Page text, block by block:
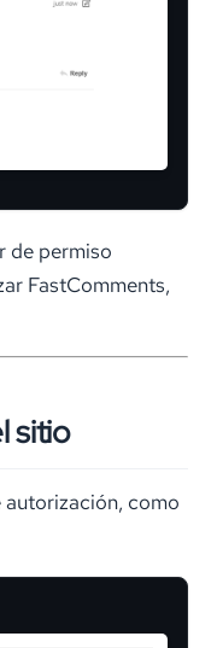
de permiso
FastComments,
sitio
autorización, como